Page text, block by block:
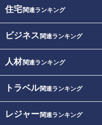
住宅関連ランキング
ビジネス 関連ランキング
人材関連ランキング
トラベル関連ランキング
レジャー関連ランキング